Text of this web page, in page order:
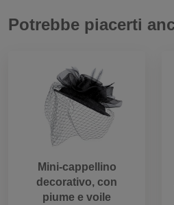
Potrebbe piacerti
Mini-cappellino
decorativo, con
piume e voile